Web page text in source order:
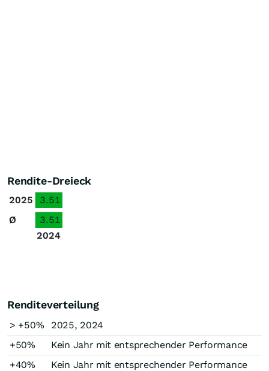
Rendite-Dreieck
2025
3.51
Ø
3.51
2024
Renditeverteilung
> +50%
2025, 2024
+50%
Kein Jahr mit entsprechender Performance
+40%
Kein Jahr mit entsprechender Performance